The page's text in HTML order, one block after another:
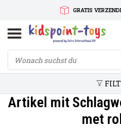
GRATIS
SNELLE
SERVICE
Artikel mit
met